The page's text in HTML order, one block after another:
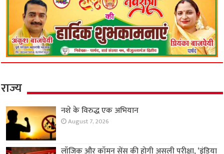
राज्य
नशे के विरुद्ध एक अभियान
August 7, 2026
लॉजिक और कॉमन सेंस की होगी असली परीक्षा, ‘इंडिया